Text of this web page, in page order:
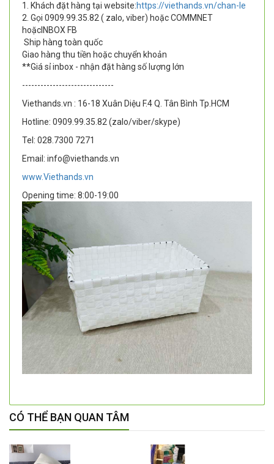
1. Khách đặt hàng tại website:https://viethands.vn/chan-le
2. Gọi 0909.99.35.82 ( zalo, viber) hoặc COMMNET
hoặcINBOX FB
Ship hàng toàn quốc
Giao hàng thu tiền hoặc chuyển khoản
**Giá sỉ inbox - nhận đặt hàng số lượng lớn
------------------------------
Viethands.vn : 16-18 Xuân Diệu F.4 Q. Tân Bình Tp.HCM
Hotline: 0909.99.35.82 (zalo/viber/skype)
Tel: 028.7300 7271
Email: info@viethands.vn
www.Viethands.vn
Opening time: 8:00-19:00
CÓ THỂ BẠN QUAN TÂM